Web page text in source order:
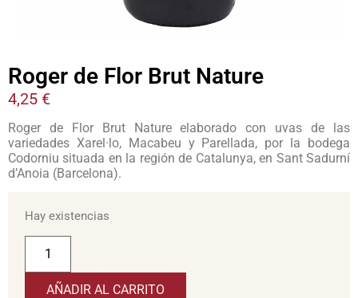
Roger de Flor Brut Nature
4,25 €
Roger de Flor Brut Nature elaborado con uvas de las
variedades Xarel·lo, Macabeu y Parellada, por la bodega
Codorniu situada en la región de Catalunya, en Sant Sadurní
d’Anoia (Barcelona).
Hay existencias
AÑADIR AL CARRITO